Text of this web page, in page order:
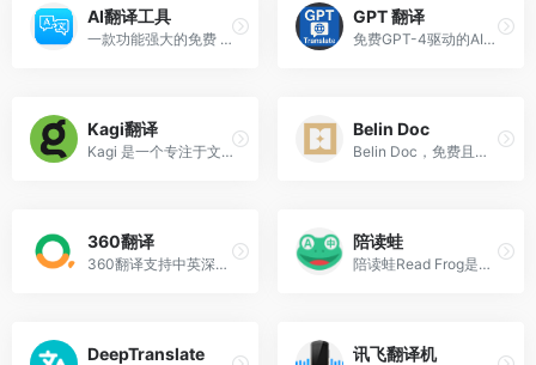
AI翻译工具
一款功能强大的免费 AI 翻译工具，支持多语言翻译。
GPT 翻译
免费GPT-4驱动的AI翻译工具。支持100+语言互译，智能保护HTML、JSON、XML格式。无需注册，永久免费，专为开发者和内容创作者设计。准确率99.8%，实时翻译。
Kagi翻译
Kagi 是一个专注于文档翻译和语言检测的在线工具，旨在帮助用户快速、准确地将文本或网页内容翻译成多种语言。
Belin Doc
Belin Doc，免费且无限制的 AI 文档翻译工具，由顶尖大模型驱动，完美保留原始布局。无需注册，翻译质量上乘。
360翻译
360翻译支持中英深度互译，提供生词释义、权威词典、双语例句等优质英语学习资源，360NMT(神经网络机器翻译)智能加持，更熟悉国人表达习惯！
陪读蛙
陪读蛙Read Frog是一款基于AI技术的翻译与理解工具，旨在帮助用户更高效地理解和掌握外语内容。
DeepTranslate 讯飞翻译机